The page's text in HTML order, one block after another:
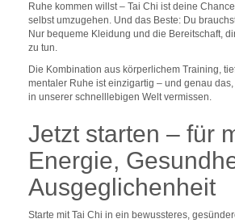
Ruhe kommen willst – Tai Chi ist deine
selbst umzugehen. Und das Beste: Du
Nur bequeme Kleidung und die Bereitschaft,
zu tun.
Die Kombination aus körperlichem Training,
mentaler Ruhe ist einzigartig – und genau
in unserer schnelllebigen Welt vermissen.
Jetzt starten – für
Energie,
Ausgeglichenheit
Starte mit Tai Chi in ein bewussteres,